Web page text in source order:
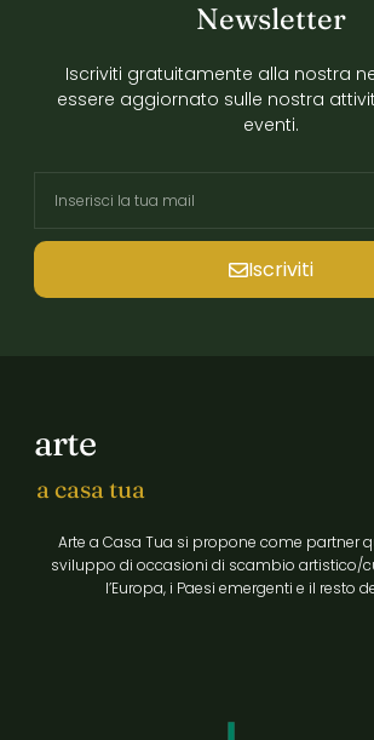
Newsletter
Iscriviti gratuitamente alla nostra
essere aggiornato sulle nostra
eventi.
Iscriviti
arte
a casa tua
Arte a Casa Tua si propone come partner
sviluppo di occasioni di scambio artistico/
l’Europa, i Paesi emergenti e il resto